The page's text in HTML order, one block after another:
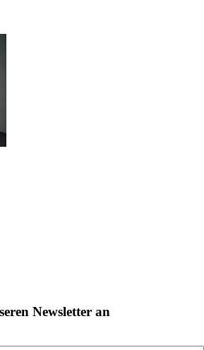
Newsletter an